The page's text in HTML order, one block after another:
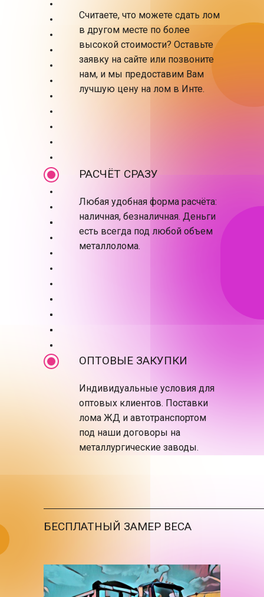
Считаете, что можете сдать лом
в другом месте по более
высокой стоимости? Оставьте
заявку на сайте или позвоните
нам, и мы предоставим Вам
лучшую цену на лом в Инте.
Любая удобная форма расчёта:
наличная, безналичная. Деньги
есть всегда под любой объем
металлолома.
РАСЧЁТ СРАЗУ
Индивидуальные условия для
оптовых клиентов. Поставки
лома ЖД и автотранспортом
под наши договоры на
металлургические заводы.
ОПТОВЫЕ ЗАКУПКИ
БЕСПЛАТНЫЙ ЗАМЕР ВЕСА